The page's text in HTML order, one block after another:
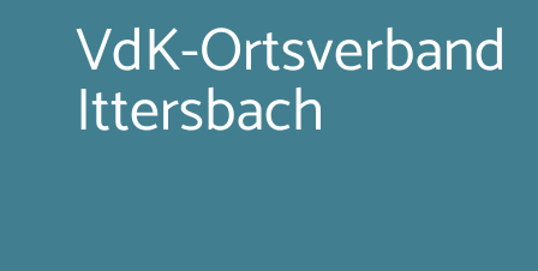
VdK-Ortsverband
Ittersbach